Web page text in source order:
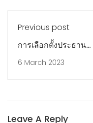
Previous post
การเลือกตั้งประธาน
นักเรียน ปีการศึกษา
6 March 2023
Leave A Reply